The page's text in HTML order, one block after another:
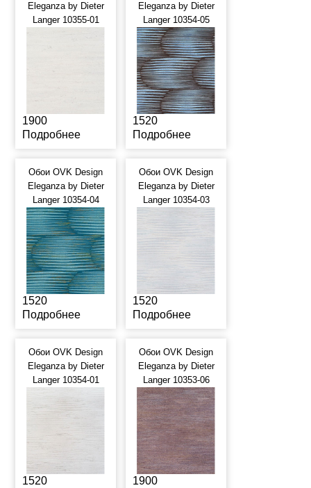
Eleganza by Dieter
Langer 10355-01
1900
Подробнее
Eleganza by Dieter
Langer 10354-05
1520
Подробнее
Обои OVK Design
Eleganza by Dieter
Langer 10354-04
1520
Подробнее
Обои OVK Design
Eleganza by Dieter
Langer 10354-03
1520
Подробнее
Обои OVK Design
Eleganza by Dieter
Langer 10354-01
1520
Обои OVK Design
Eleganza by Dieter
Langer 10353-06
1900